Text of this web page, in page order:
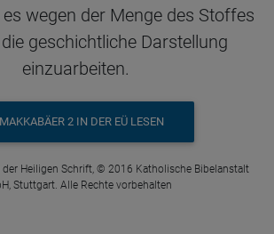
wegen der Menge des Stoffes
geschichtliche Darstellung
einzuarbeiten.
2 IN DER EÜ LESEN
Heiligen Schrift, © 2016 Katholische Bibelanstalt
Stuttgart. Alle Rechte vorbehalten